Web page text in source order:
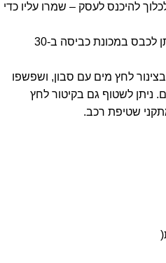
מונע עד 40% מהלכלוך להיכנס לעסק – שמרו עליו כדי
לשטיחים בגודל עד 115 ס"מ: ניתן לכבס במכונת כביסה ב-30
לחץ מים עם סבון, ושפשפו
ניתן לשטוף גם בקיטור לחץ
שטיפת רכב.